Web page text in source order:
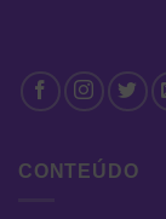
CONTEÚDO